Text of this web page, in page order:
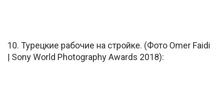
10. Турецкие рабочие на стройке. (Фото Omer Faidi
| Sony World Photography Awards 2018):